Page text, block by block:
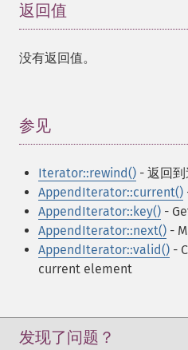
返回值
没有返回值。
参见
Iterator::rewind() - 返回
AppendIterator::current()
AppendIterator::key() -
AppendIterator::next() -
AppendIterator::valid() -
current element
发现了问题？